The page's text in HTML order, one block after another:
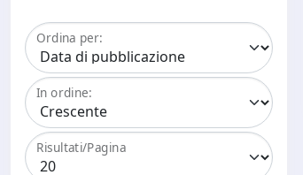
Ordina per:
In ordine:
Risultati/Pagina